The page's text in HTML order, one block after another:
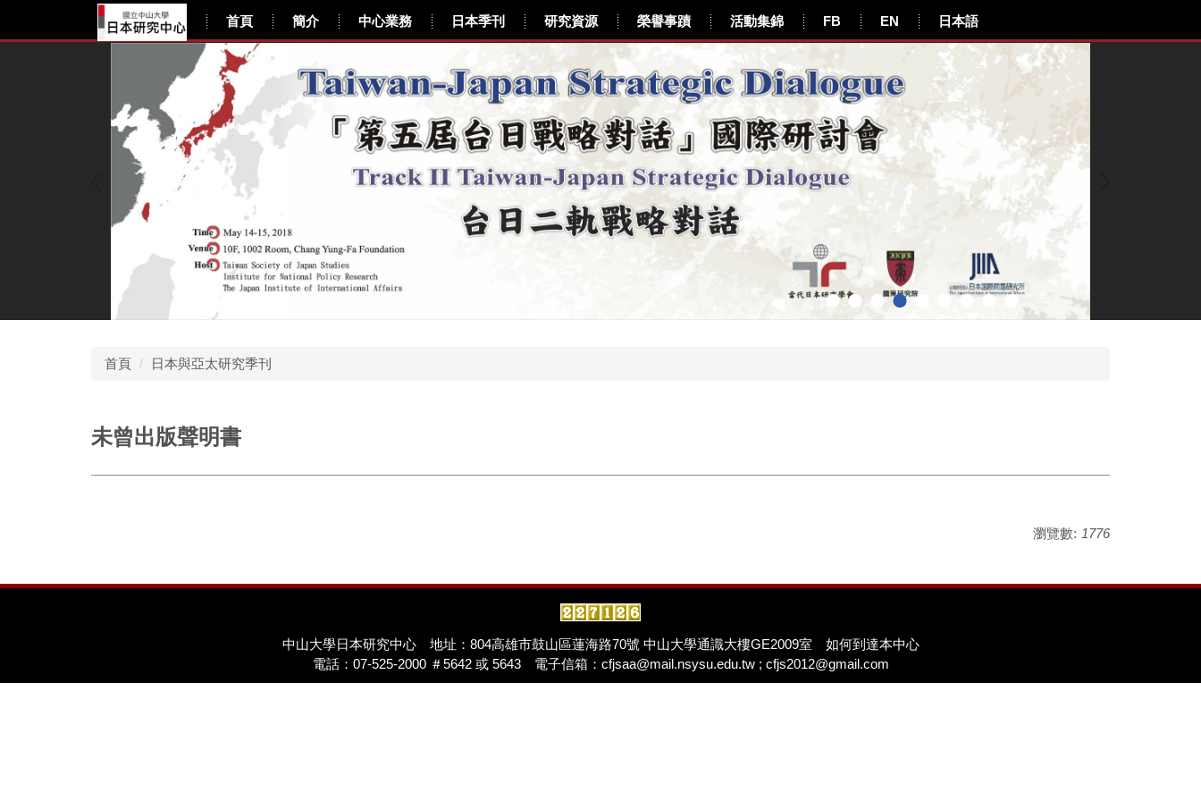
日本研究中心 首頁 簡介 中心業務 日本季刊 研究資源 榮譽事蹟 活動集錦 FB EN 日本語
首頁 日本與亞太研究季刊
未曾出版聲明書
瀏覽數: 1776
中山大學日本研究中心 地址：804高雄市鼓山區蓮海路70號 中山大學通識大樓GE2009室 如何到達本中心
電話：07-525-2000 ＃5642 或 5643 電子信箱：cfjsaa@mail.nsysu.edu.tw ; cfjs2012@gmail.com